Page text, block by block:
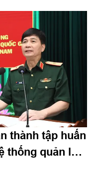
thành tập huấn
thống quản lý
quốc gia